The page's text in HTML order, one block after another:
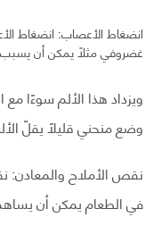
انضغاط الأعصاب: انضغاط
غضروفي مثلًا يمكن أن
ويزداد هذا الألم سوءًا
وضع منحني قليلًا يقلّ
نقص الأملاح والمعادن:
في الطعام يمكن أن